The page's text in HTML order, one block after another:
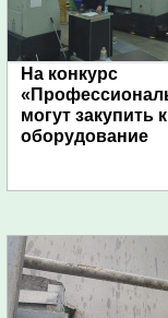
На конкурс
могут закупить
оборудование